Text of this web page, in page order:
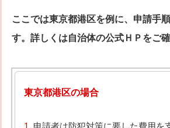
ここでは東京都港区を例に、申請手
す。詳しくは自治体の公式ＨＰをご確
東京都港区の場合
申請者は防犯対策に要した費用を